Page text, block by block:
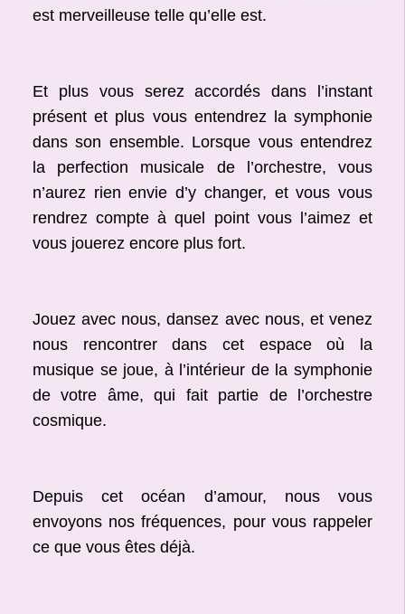
est merveilleuse telle qu’elle est.
Et plus vous serez accordés dans l’instant
présent et plus vous entendrez la symphonie
dans son ensemble. Lorsque vous entendrez
la perfection musicale de l’orchestre, vous
n’aurez rien envie d’y changer, et vous vous
rendrez compte à quel point vous l’aimez et
vous jouerez encore plus fort.
Jouez avec nous, dansez avec nous, et venez
nous rencontrer dans cet espace où la
musique se joue, à l’intérieur de la symphonie
de votre âme, qui fait partie de l’orchestre
cosmique.
Depuis cet océan d’amour, nous vous
envoyons nos fréquences, pour vous rappeler
ce que vous êtes déjà.